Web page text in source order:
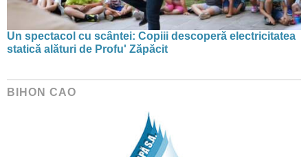
Un spectacol cu scântei: Copiii descoperă electricitatea
statică alături de Profu' Zăpăcit
BIHON CAO